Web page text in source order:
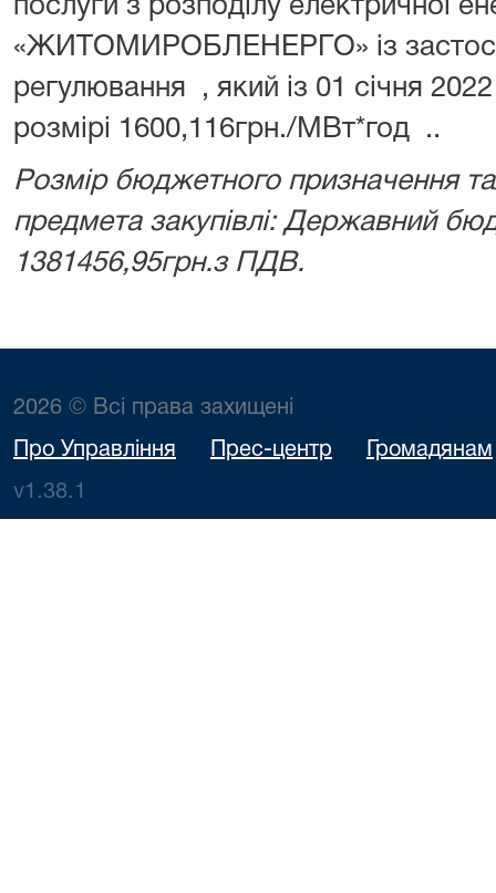
послуги з розподілу електричної
«ЖИТОМИРОБЛЕНЕРГО» із
регулювання , який із 01 січня
розмірі 1600,116грн./МВт*год ..
Розмір бюджетного призначення
предмета закупівлі: Державний
1381456,95грн.з ПДВ.
2026 © Всі права захищені
Про Управління Прес-центр Громадянам
v1.38.1